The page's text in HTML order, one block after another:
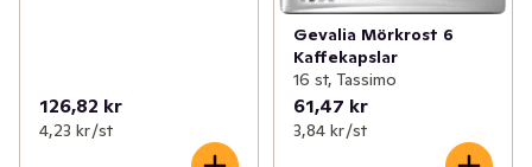
126,82 kr
4,23 kr /st
Gevalia Mörkrost 6
Kaffekapslar
16 st, Tassimo
61,47 kr
3,84 kr /st